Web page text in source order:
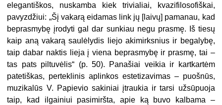
elegantiškos, nuskamba kiek trivialiai, kvazifilosofiškai,
pavyzdžiui: „Šį vakarą eidamas link jų [laivų] pamanau, kad
beprasmybę įrodyti gal dar sunkiau negu prasmę. Iš tiesų
kaip aną vakarą saulėlydis liejo akimirksnius ir begalybę,
taip dabar naktis lieja į viena beprasmybę ir prasmę, tai –
tas pats piltuvėlis“ (p. 50). Panašiai veikia ir kartkartėm
patetiškas, perteklinis aplinkos estetizavimas – puošnūs,
muzikalūs V. Papievio sakiniai įtraukia ir tarsi užsūpuoja
taip, kad ilgainiui pasimiršta, apie ką buvo kalbama –